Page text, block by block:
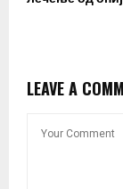
LEAVE A